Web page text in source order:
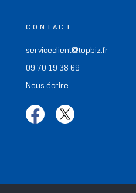
CONTACT
serviceclient@topbiz.fr
09 70 19 38 69
Nous écrire